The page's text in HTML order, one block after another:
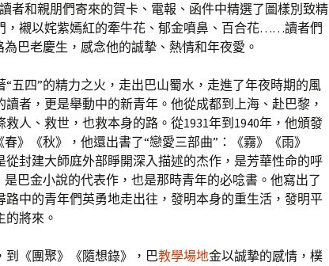
者和親朋們寄來的賀卡、電報、函件中精選了圖樣別致精
，襯以姹紫嫣紅的牽牛花、郁金噴鼻、百合花……讀者們
巴老慶生，感念他的誠摯、熱情和年夜愛。
“五四”的精力之火，走出巴山蜀水，走進了年夜時期的風
者，更是舉動中的新青年。他從成都到上海、赴巴黎，
人、救世，也救本身的路。從1931年到1940年，他頒發
》《秋》，他還出書了“戀愛三部曲”：《霧》《雨》
從封建大師庭外部睜開深入描述的杰作，是芳華性命的呼
是巴金小說的代表作，也是那時青年的必唸書。他寫出了
路中的青年們英勇地走出往，發明本身的重生活，發明平
將來。
到《團聚》《隨想錄》，巴教學場地金以誠摯的感情，樸